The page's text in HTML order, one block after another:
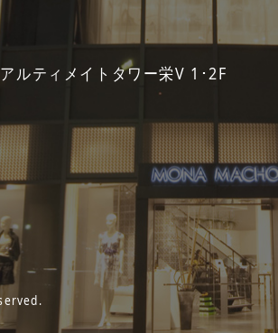
ルティメイトタワー栄V 1･2F